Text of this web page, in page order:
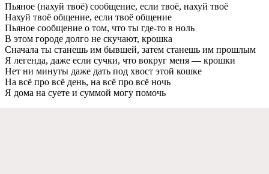
Пьяное (нахуй твоё) сообщение, если твоё, нахуй твоё
Нахуй твоё общение, если твоё общение
Пьяное сообщение о том, что ты где-то в ноль
В этом городе долго не скучают, крошка
Сначала ты станешь им бывшей, затем станешь им прошлым
Я легенда, даже если сучки, что вокруг меня — крошки
Нет ни минуты даже дать под хвост этой кошке
На всё про всё день, на всё про всё ночь
Я дома на суете и суммой могу помочь